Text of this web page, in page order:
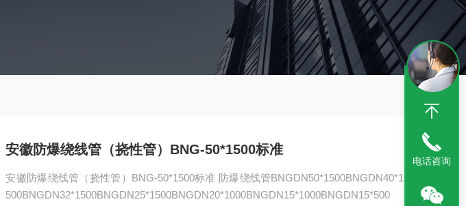
安徽防爆绕线管（挠性管）BNG-50*1500标准
安徽防爆绕线管（挠性管）BNG-50*1500标准 防爆绕线管BNGDN50*1500BNGDN40*1
500BNGDN32*1500BNGDN25*1500BNGDN20*1000BNGDN15*1000BNGDN15*500
电话咨询